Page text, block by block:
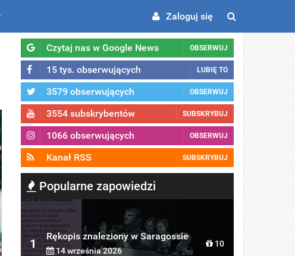
Zaloguj się
Czytaj nas w Google News OBSERWUJ
15 tys. obserwujących LUBIĘ TO
3579 obserwujących OBSERWUJ
3554 subskrybentów SUBSKRYBUJ
1066 obserwujących OBSERWUJ
Kanał RSS SUBSKRYBUJ
Popularne zapowiedzi
1
Rękopis znaleziony w Saragossie
14 września 2026
10